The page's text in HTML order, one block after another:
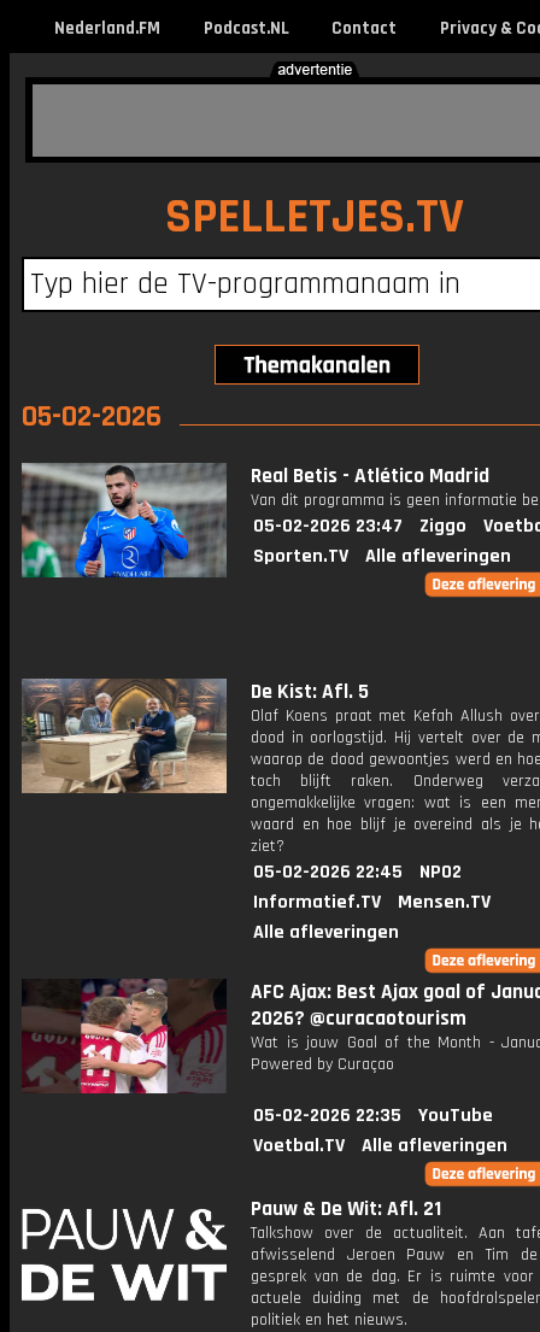
Nederland.FM Podcast.NL Contact Privacy &
SPELLETJES.TV
05-02-2026
Real Betis - Atlético Madrid
Van dit programma is geen informatie
05-02-2026 23:47 Ziggo
Sporten.TV
Alle afleveringen
De Kist: Afl. 5
Olaf Koens praat met Kefah Allush
dood in oorlogstijd. Hij vertelt over de
waarop de dood gewoontjes werd en
toch blijft raken. Onderweg
ongemakkelijke vragen: wat is een
waard en hoe blijf je overeind als je
ziet?
05-02-2026 22:45
NPO2
Informatief.TV
Mensen.TV
Alle afleveringen
AFC Ajax: Best Ajax goal of
2026? @curacaotourism
Wat is jouw Goal of the Month -
Powered by Curaçao
05-02-2026 22:35
YouTube
Voetbal.TV
Alle afleveringen
Pauw & De Wit: Afl. 21
Talkshow over de actualiteit. Aan
afwisselend Jeroen Pauw en Tim
gesprek van de dag. Er is ruimte
actuele duiding met de
politiek en het nieuws.